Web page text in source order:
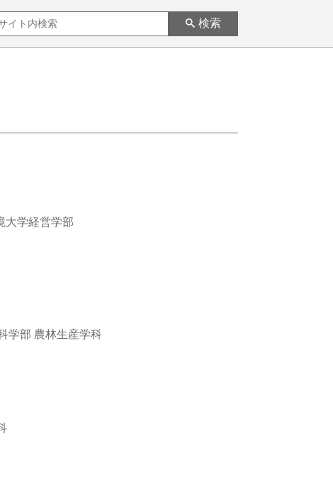
検索
学経営学部
学部 農林生産学科